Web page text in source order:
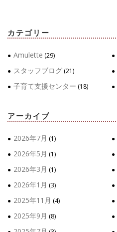
カテゴリー
Amulette (29)
スタッフブログ (21)
子育て支援センター (18)
アーカイブ
2026年7月 (1)
2026年5月 (1)
2026年3月 (1)
2026年1月 (3)
2025年11月 (4)
2025年9月 (8)